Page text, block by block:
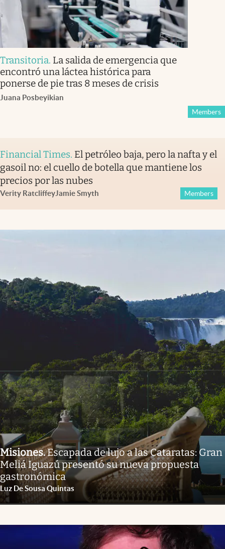
Transitoria. La salida de emergencia que
encontró una láctea histórica para
ponerse de pie tras 8 meses de crisis
Juana Posbeyikian
Members
Financial Times. El petróleo baja, pero la nafta y el
gasoil no: el cuello de botella que mantiene los
precios por las nubes
Verity RatcliffeyJamie Smyth Members
Misiones.Escapada de lujo a las Cataratas: Gran
Meliá Iguazú presentó su nueva propuesta
gastronómica
Luz De Sousa Quintas